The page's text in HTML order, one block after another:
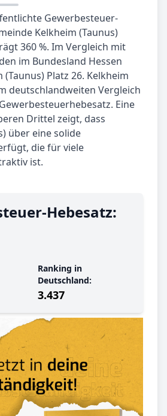
Gewerbesteuer-
Kelkheim (Taunus)
360 %. Im Vergleich mit
im Bundesland Hessen
Platz 26. Kelkheim
deutschlandweiten Vergleich
Eine
Drittel zeigt, dass
über eine solide
die für viele
ist.
Hebe­satz:
Ranking in
Deutschland:
3.437